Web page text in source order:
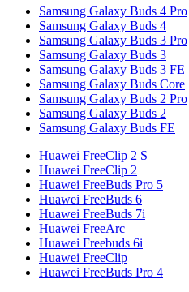
Samsung Galaxy Buds 4 Pro
Samsung Galaxy Buds 4
Samsung Galaxy Buds 3 Pro
Samsung Galaxy Buds 3
Samsung Galaxy Buds 3 FE
Samsung Galaxy Buds Core
Samsung Galaxy Buds 2 Pro
Samsung Galaxy Buds 2
Samsung Galaxy Buds FE
Huawei FreeClip 2 S
Huawei FreeClip 2
Huawei FreeBuds Pro 5
Huawei FreeBuds 6
Huawei FreeBuds 7i
Huawei FreeArc
Huawei Freebuds 6i
Huawei FreeClip
Huawei FreeBuds Pro 4